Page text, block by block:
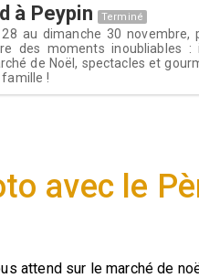
à Peypin
Terminé
28 au dimanche 30
des moments inoubliables :
de Noël, spectacles et
!
avec le
attend sur le marché de